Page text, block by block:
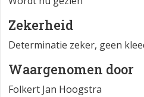
Zekerheid
Determinatie zeker, geen
Waargenomen door
Folkert Jan Hoogstra